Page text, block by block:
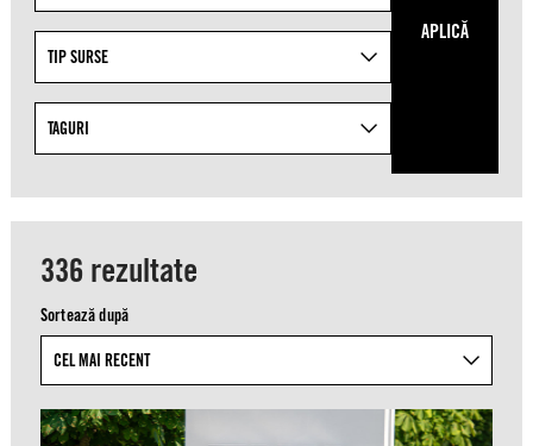
by
topics
from
the
taxonomies.
TIP SURSE
TAGURI
APLICĂ
336 rezultate
Sortează după